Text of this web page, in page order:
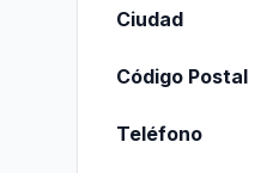
Ciudad
Código Postal
Teléfono